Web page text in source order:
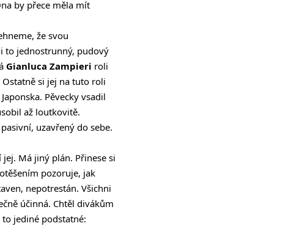
by přece měla mít
že svou
to jednostrunný, pudový
Gianluca Zampieri roli
si jej na tuto roli
Pěvecky vsadil
až loutkovitě.
uzavřený do sebe.
Má jiný plán. Přinese si
pozoruje, jak
nepotrestán. Všichni
účinná. Chtěl divákům
jediné podstatné: